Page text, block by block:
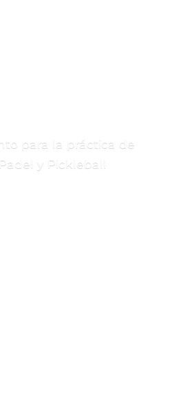
para la práctica de
y Pickleball